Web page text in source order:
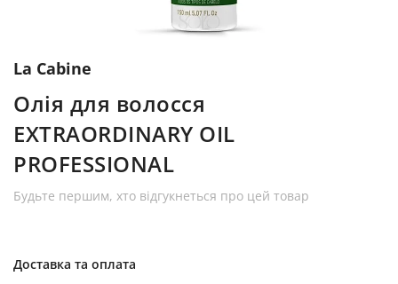
La Cabine
Олія для волосся
EXTRAORDINARY OIL
PROFESSIONAL
Будьте першим, хто відгукнеться про цей товар
Доставка та оплата